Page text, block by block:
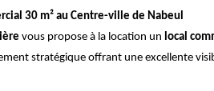
30 m² au Centre-ville de Nabeul
vous propose à la location un local
stratégique offrant une excellente